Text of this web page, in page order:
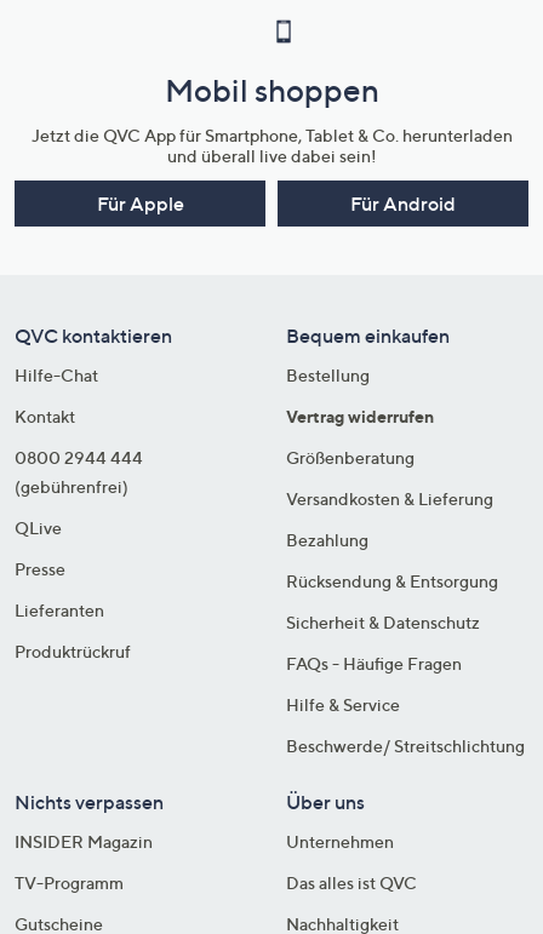
Mobil shoppen
Jetzt die QVC App für Smartphone, Tablet & Co. herunterladen
und überall live dabei sein!
Für Apple Für Android
QVC kontaktieren
Hilfe-Chat
Kontakt
0800 2944 444
(gebührenfrei)
QLive
Presse
Lieferanten
Produktrückruf
Bequem einkaufen
Bestellung
Vertrag widerrufen
Größenberatung
Versandkosten & Lieferung
Bezahlung
Rücksendung & Entsorgung
Sicherheit & Datenschutz
FAQs - Häufige Fragen
Hilfe & Service
Beschwerde/ Streitschlichtung
Nichts verpassen
INSIDER Magazin
TV-Programm
Gutscheine
Über uns
Unternehmen
Das alles ist QVC
Nachhaltigkeit